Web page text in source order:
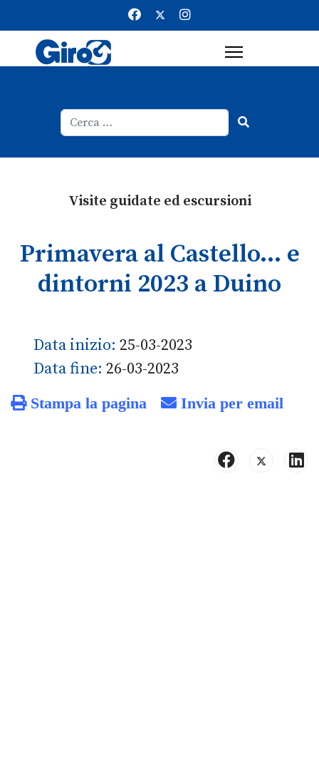
Visite guidate ed escursioni
Primavera al Castello... e
dintorni 2023 a Duino
Data inizio: 25-03-2023
Data fine: 26-03-2023
Stampa la pagina Invia per email